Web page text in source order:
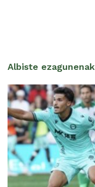
Albiste ezagunenak